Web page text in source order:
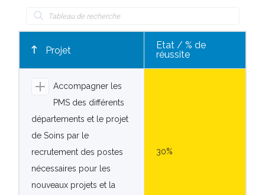
Projet
Etat / % de
réussite
Accompagner les
PMS des différents
départements et le projet
de Soins par le
recrutement des postes
nécessaires pour les
nouveaux projets et la
30%